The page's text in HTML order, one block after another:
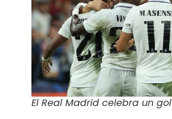
El Real Madrid celebra un